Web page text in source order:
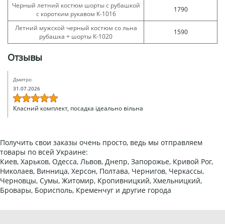
Черный летний костюм шорты с рубашкой
с коротким рукавом К-1016
1790
Летний мужской черный костюм со льна
рубашка + шорты К-1020
1590
Отзывы
Дмитро
31.07.2026
Класний комплект, посадка ідеально вільна
Получить свои заказы очень просто, ведь мы отправляем
товары по всей Украине:
Киев, Харьков, Одесса, Львов, Днепр, Запорожье, Кривой Рог,
Николаев, Винница, Херсон, Полтава, Чернигов, Черкассы,
Черновцы, Сумы, Житомир, Кропивницкий, Хмельницкий,
Бровары, Борисполь, Кременчуг и другие города